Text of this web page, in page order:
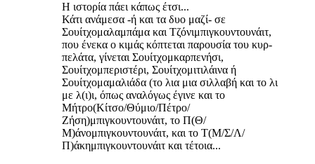
H ιστορία πάει κάπως έτσι...
Κάτι ανάμεσα -ή και τα δυο μαζί- σε
Σουίτχομαλαμπάμα και Τζόνιμπιγκουντουνάιτ,
που ένεκα ο κιμάς κόπτεται παρουσία του κυρ-
πελάτα, γίνεται Σουίτχομκαρπενήσι,
Σουίτχομπεριστέρι, Σουίτχομιτιλάινα ή
Σουίτχομαμαλιάδα (το λια μια σιλλαβή και το λι
με λ(ι)ι, όπως αναλόγως έγινε και το
Μήτρο(Κίτσο/Θύμιο/Πέτρο/
Ζήση)μπιγκουντουνάιτ, το Π(Θ/
Μ)άνομπιγκουντουνάιτ, και το Τ(Μ/Σ/Λ/
Π)άκημπιγκουντουνάιτ και τέτοια...